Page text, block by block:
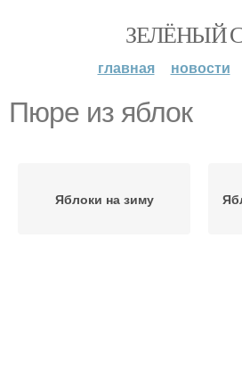
ЗЕЛЁНЫЙ
главная новости
Пюре из яблок
Яблоки на зиму